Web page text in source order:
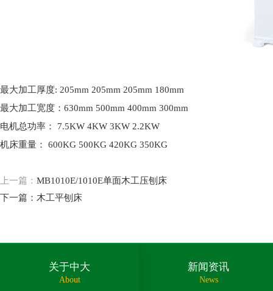
最大加工厚度: 205mm 205mm 205mm 180mm
最大加工宽度：630mm 500mm 400mm 300mm
电机总功率： 7.5KW 4KW 3KW 2.2KW
机床重量： 600KG 500KG 420KG 350KG
上一篇： MB1010E/1010E单面木工压刨床
下一篇： 木工平刨床
关于中大
About
新闻资讯
News